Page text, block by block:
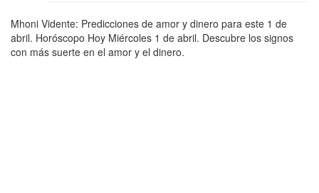
Mhoni Vidente: Predicciones de amor y dinero para este 1 de
abril. Horóscopo Hoy Miércoles 1 de abril. Descubre los signos
con más suerte en el amor y el dinero.